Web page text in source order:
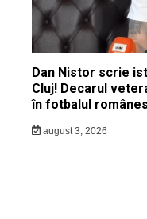
Dan Nistor scrie
Cluj! Decarul
în fotbalul
august 3, 2026